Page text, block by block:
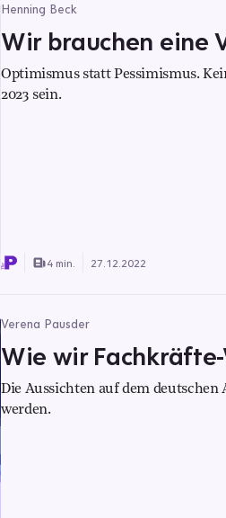
Henning Beck
Wir brauchen eine
Optimismus statt Pessimismus.
2023 sein.
4 min. 27.12.2022
Verena Pausder
Wie wir
Die Aussichten auf dem deutschen
werden.